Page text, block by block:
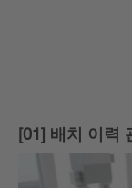
[01] 배치 이력